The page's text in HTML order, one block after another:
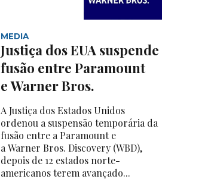
MEDIA
Justiça dos EUA suspende
fusão entre Paramount
e Warner Bros.
A Justiça dos Estados Unidos
ordenou a suspensão temporária da
fusão entre a Paramount e
a Warner Bros. Discovery (WBD),
depois de 12 estados norte-
americanos terem avançado...